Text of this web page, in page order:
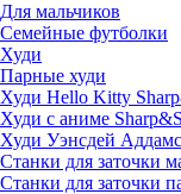
Для мальчиков
Семейные футболки
Худи
Парные худи
Худи Hello Kitty
Худи с аниме
Худи Уэнсдей
Станки для заточки
Станки для заточки